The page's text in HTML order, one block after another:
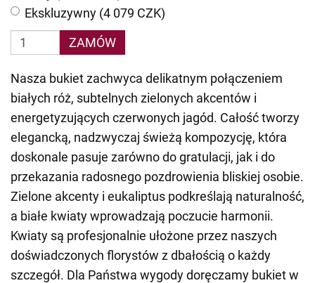
Ekskluzywny (4 079 CZK)
ZAMÓW
Nasza bukiet zachwyca delikatnym połączeniem
białych róż, subtelnych zielonych akcentów i
energetyzujących czerwonych jagód. Całość tworzy
elegancką, nadzwyczaj świeżą kompozycję, która
doskonale pasuje zarówno do gratulacji, jak i do
przekazania radosnego pozdrowienia bliskiej osobie.
Zielone akcenty i eukaliptus podkreślają naturalność,
a białe kwiaty wprowadzają poczucie harmonii.
Kwiaty są profesjonalnie ułożone przez naszych
doświadczonych florystów z dbałością o każdy
szczegół. Dla Państwa wygody doręczamy bukiet w